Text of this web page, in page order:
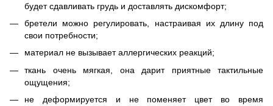
будет сдавливать грудь и доставлять дискомфорт;
бретели можно регулировать, настраивая их длину под
свои потребности;
материал не вызывает аллергических реакций;
ткань очень мягкая, она дарит приятные тактильные
ощущения;
не деформируется и не поменяет цвет во время